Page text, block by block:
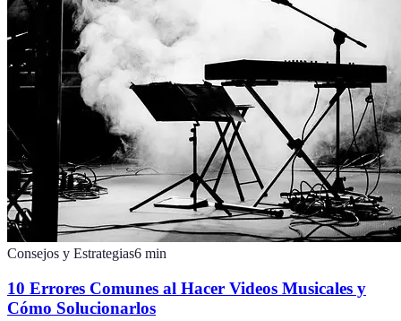
Consejos y Estrategias6 min
10 Errores Comunes al Hacer Videos Musicales y
Cómo Solucionarlos